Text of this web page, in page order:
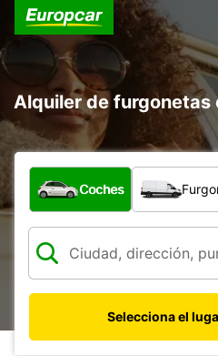
Alquiler de furgonetas
¿Qué tipo de vehículo?
Coches
Selecciona el